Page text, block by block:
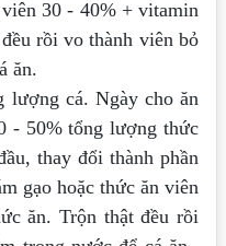
30 - 40% + vitamin
rồi vo thành viên bỏ
ăn.
lượng cá. Ngày cho ăn
- 50% tổng lượng thức
thay đổi thành phần
gạo hoặc thức ăn viên
ăn. Trộn thật đều rồi